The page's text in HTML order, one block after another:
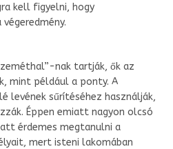
kell figyelni, hogy
nak tartják, ők az
mint például a ponty. A
levének sűrítéséhez használják,
Éppen emiatt nagyon olcsó
érdemes megtanulni a
mert isteni lakomában